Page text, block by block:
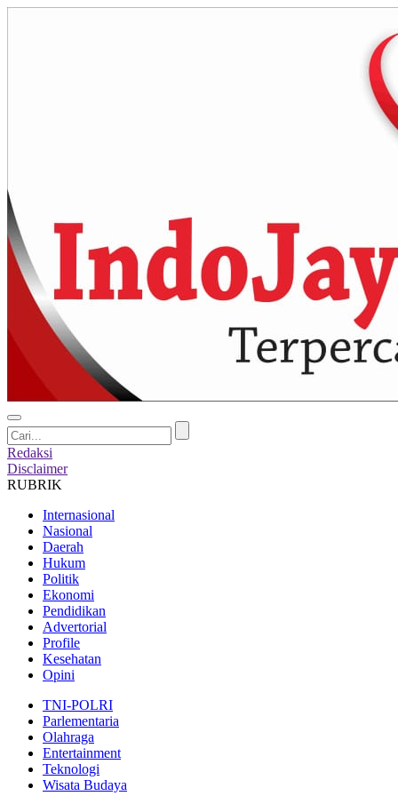
Redaksi
Disclaimer
RUBRIK
Internasional
Nasional
Daerah
Hukum
Politik
Ekonomi
Pendidikan
Advertorial
Profile
Kesehatan
Opini
TNI-POLRI
Parlementaria
Olahraga
Entertainment
Teknologi
Wisata Budaya